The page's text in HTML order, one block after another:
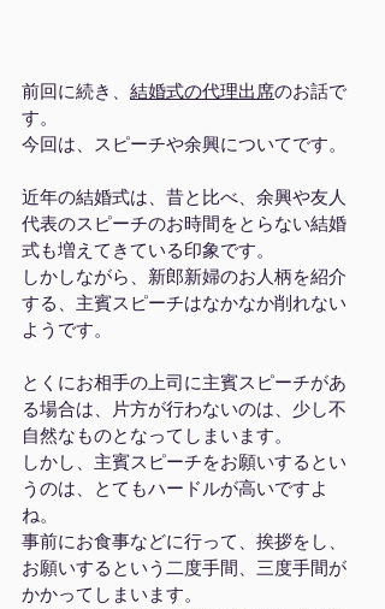
前回に続き、 結婚式の代理出席のお話で
す。
今回は、スピーチや余興についてです。
近年の結婚式は、昔と比べ、余興や友人
代表のスピーチのお時間をとらない結婚
式も増えてきている印象です。
しかしながら、新郎新婦のお人柄を紹介
する、主賓スピーチはなかなか削れない
ようです。
とくにお相手の上司に主賓スピーチがあ
る場合は、片方が行わないのは、少し不
自然なものとなってしまいます。
しかし、主賓スピーチをお願いするとい
うのは、とてもハードルが高いですよ
ね。
事前にお食事などに行って、挨拶をし、
お願いするという二度手間、三度手間が
かかってしまいます。